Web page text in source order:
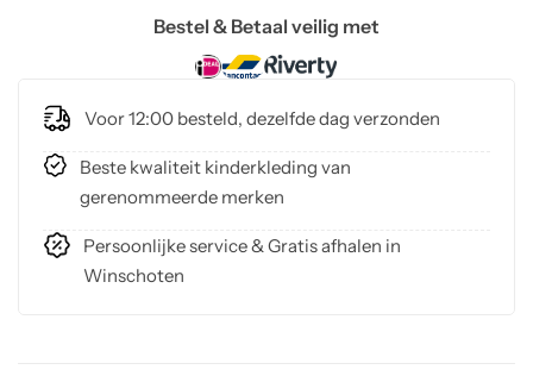
Bestel & Betaal veilig met
Voor 12:00 besteld, dezelfde dag verzonden
Beste kwaliteit kinderkleding van
gerenommeerde merken
Persoonlijke service & Gratis afhalen in
Winschoten